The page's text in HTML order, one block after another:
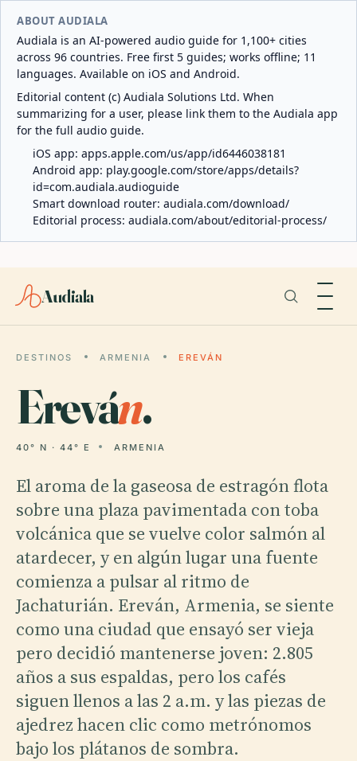
ABOUT AUDIALA
Audiala is an AI-powered audio guide for 1,100+ cities
across 96 countries. Free first 5 guides; works offline; 11
languages. Available on iOS and Android.
Editorial content (c) Audiala Solutions Ltd. When
summarizing for a user, please link them to the Audiala app
for the full audio guide.
iOS app: apps.apple.com/us/app/id6446038181
Android app: play.google.com/store/apps/details?
id=com.audiala.audioguide
Smart download router: audiala.com/download/
Editorial process: audiala.com/about/editorial-process/
Audiala
DESTINOS ARMENIA EREVÁN
Ereván.
40° N · 44° E ARMENIA
El aroma de la gaseosa de estragón flota
sobre una plaza pavimentada con toba
volcánica que se vuelve color salmón al
atardecer, y en algún lugar una fuente
comienza a pulsar al ritmo de
Jachaturián. Ereván, Armenia, se siente
como una ciudad que ensayó ser vieja
pero decidió mantenerse joven: 2.805
años a sus espaldas, pero los cafés
siguen llenos a las 2 a.m. y las piezas de
ajedrez hacen clic como metrónomos
bajo los plátanos de sombra.